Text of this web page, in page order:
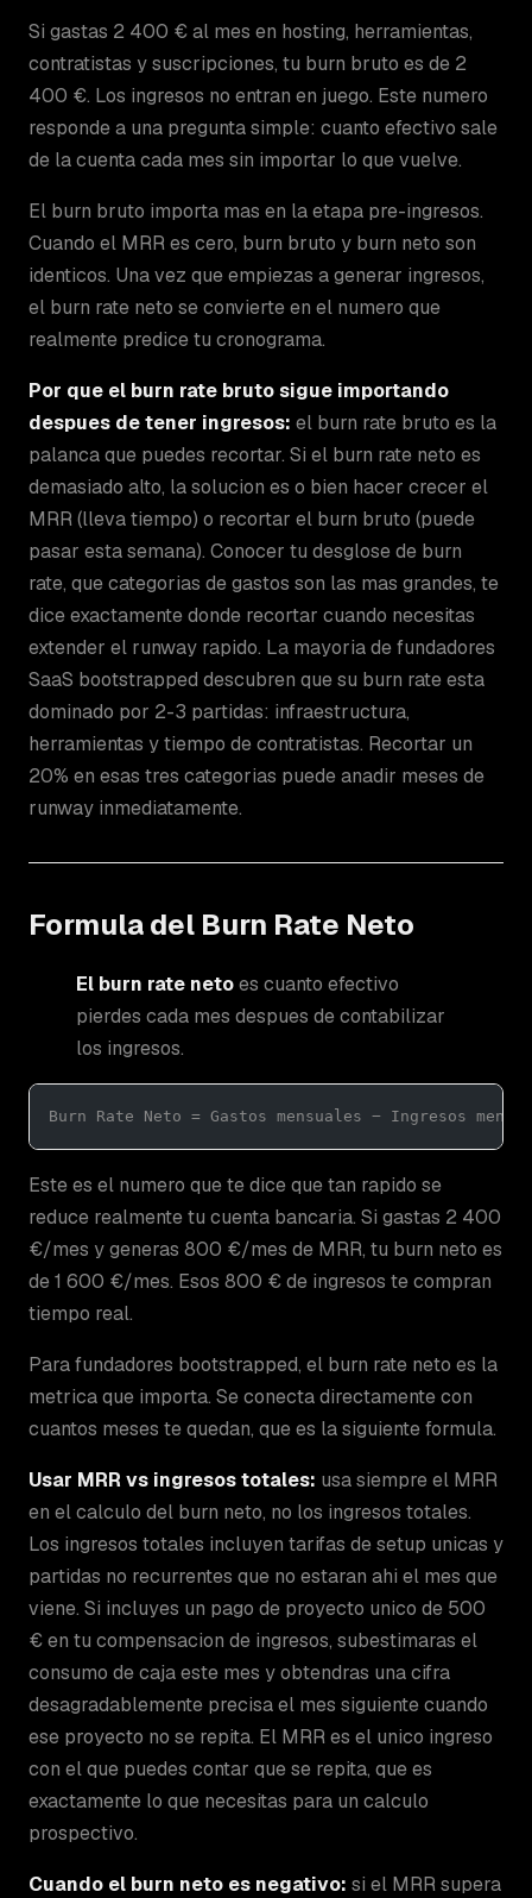
Si gastas 2 400 € al mes en hosting, herramientas,
contratistas y suscripciones, tu burn bruto es de 2
400 €. Los ingresos no entran en juego. Este numero
responde a una pregunta simple: cuanto efectivo sale
de la cuenta cada mes sin importar lo que vuelve.
El burn bruto importa mas en la etapa pre-ingresos.
Cuando el MRR es cero, burn bruto y burn neto son
identicos. Una vez que empiezas a generar ingresos,
el burn rate neto se convierte en el numero que
realmente predice tu cronograma.
Por que el burn rate bruto sigue importando
despues de tener ingresos: el burn rate bruto es la
palanca que puedes recortar. Si el burn rate neto es
demasiado alto, la solucion es o bien hacer crecer el
MRR (lleva tiempo) o recortar el burn bruto (puede
pasar esta semana). Conocer tu desglose de burn
rate, que categorias de gastos son las mas grandes, te
dice exactamente donde recortar cuando necesitas
extender el runway rapido. La mayoria de fundadores
SaaS bootstrapped descubren que su burn rate esta
dominado por 2-3 partidas: infraestructura,
herramientas y tiempo de contratistas. Recortar un
20% en esas tres categorias puede anadir meses de
runway inmediatamente.
Formula del Burn Rate Neto
El burn rate netoes cuanto efectivo
pierdes cada mes despues de contabilizar
los ingresos.
Burn Rate Neto = Gastos mensuales − Ingresos
Este es el numero que te dice que tan rapido se
reduce realmente tu cuenta bancaria. Si gastas 2 400
€/mes y generas 800 €/mes de MRR, tu burn neto es
de 1 600 €/mes. Esos 800 € de ingresos te compran
tiempo real.
Para fundadores bootstrapped, el burn rate neto es la
metrica que importa. Se conecta directamente con
cuantos meses te quedan, que es la siguiente formula.
Usar MRR vs ingresos totales: usa siempre el MRR
en el calculo del burn neto, no los ingresos totales.
Los ingresos totales incluyen tarifas de setup unicas y
partidas no recurrentes que no estaran ahi el mes que
viene. Si incluyes un pago de proyecto unico de 500
€ en tu compensacion de ingresos, subestimaras el
consumo de caja este mes y obtendras una cifra
desagradablemente precisa el mes siguiente cuando
ese proyecto no se repita. El MRR es el unico ingreso
con el que puedes contar que se repita, que es
exactamente lo que necesitas para un calculo
prospectivo.
Cuando el burn neto es negativo: si el MRR supera